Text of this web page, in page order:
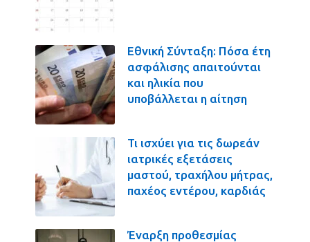
Εθνική Σύνταξη: Πόσα έτη
ασφάλισης απαιτούνται
και ηλικία που
υποβάλλεται η αίτηση
Τι ισχύει για τις δωρεάν
ιατρικές εξετάσεις
μαστού, τραχήλου μήτρας,
παχέος εντέρου, καρδιάς
Έναρξη προθεσμίας